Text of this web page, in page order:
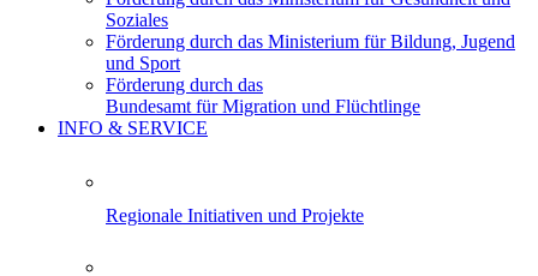
Soziales
Förderung durch das Ministerium für Bildung, Jugend
und Sport
Förderung durch das
Bundesamt für Migration und Flüchtlinge
INFO & SERVICE
Regionale Initiativen und Projekte